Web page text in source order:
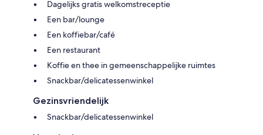
Dagelijks gratis welkomstreceptie
Een bar/lounge
Een koffiebar/café
Een restaurant
Koffie en thee in gemeenschappelijke ruimtes
Snackbar/delicatessenwinkel
Gezinsvriendelijk
Snackbar/delicatessenwinkel